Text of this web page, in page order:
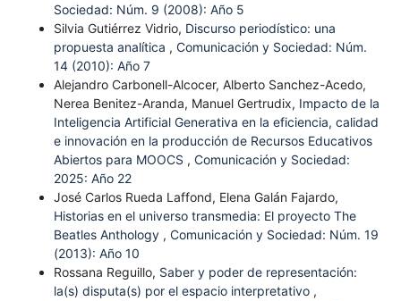
Sociedad: Núm. 9 (2008): Año 5
Silvia Gutiérrez Vidrio, Discurso periodístico: una
propuesta analítica , Comunicación y Sociedad: Núm.
14 (2010): Año 7
Alejandro Carbonell-Alcocer, Alberto Sanchez-Acedo,
Nerea Benitez-Aranda, Manuel Gertrudix, Impacto de la
Inteligencia Artificial Generativa en la eficiencia, calidad
e innovación en la producción de Recursos Educativos
Abiertos para MOOCS , Comunicación y Sociedad:
2025: Año 22
José Carlos Rueda Laffond, Elena Galán Fajardo,
Historias en el universo transmedia: El proyecto The
Beatles Anthology , Comunicación y Sociedad: Núm. 19
(2013): Año 10
Rossana Reguillo, Saber y poder de representación:
la(s) disputa(s) por el espacio interpretativo ,